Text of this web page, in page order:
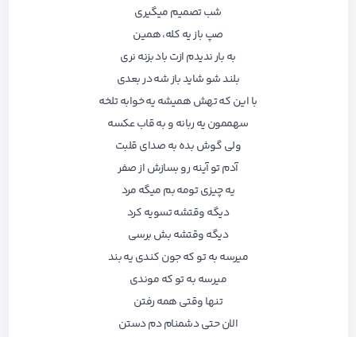
شب تصمیم میگیری
صپ باز یه کله، همین
به بار ندیدم ازت باد بزنه نری
بلند شو شاید باز شه در بعدی
با این که تهش همیشه یه خوابه تلخه
سهممون یه ربانه و به قاب عکسه
ولی گوش بده به صدای قلبت
آدم تو آینه رو بسازش از صفر
یه چیزی تومه بم میگه مرد
دیگه وقتشه تسویه کرد
دیگه وقتشه بش برسی
میرسه به تو که جون کندی یه بند
میرسه به تو که موندی
تنها وقتی همه رفتن
الان حتی دشمنام دم دستن